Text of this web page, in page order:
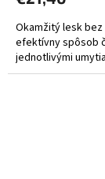
Okamžitý lesk bez
efektívny spôsob
jednotlivými